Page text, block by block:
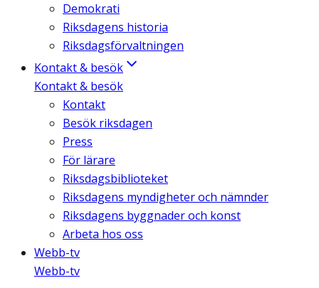
Demokrati
Riksdagens historia
Riksdagsförvaltningen
Kontakt & besök
Kontakt & besök
Kontakt
Besök riksdagen
Press
För lärare
Riksdagsbiblioteket
Riksdagens myndigheter och nämnder
Riksdagens byggnader och konst
Arbeta hos oss
Webb-tv
Webb-tv